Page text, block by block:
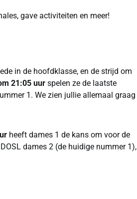
gave activiteiten en meer!
in de hoofdklasse, en de strijd om
21:05 uur spelen ze de laatste
1. We zien jullie allemaal graag
heeft dames 1 de kans om voor de
dames 2 (de huidige nummer 1),